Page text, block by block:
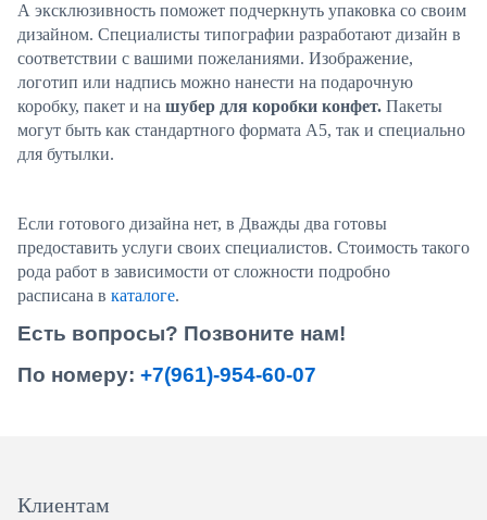
А эксклюзивность поможет подчеркнуть упаковка со своим
дизайном. Специалисты типографии разработают дизайн в
соответствии с вашими пожеланиями. Изображение,
логотип или надпись можно нанести на подарочную
коробку, пакет и на шубер для коробки конфет. Пакеты
могут быть как стандартного формата А5, так и специально
для бутылки.
Если готового дизайна нет, в Дважды два готовы
предоставить услуги своих специалистов. Стоимость такого
рода работ в зависимости от сложности подробно
расписана в каталоге.
Есть вопросы? Позвоните нам!
По номеру: +7(961)-954-60-07
Клиентам